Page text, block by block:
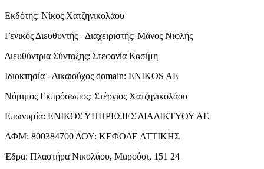
Εκδότης: Νίκος Χατζηνικολάου
Γενικός Διευθυντής - Διαχειριστής: Μάνος Νιφλής
Διευθύντρια Σύνταξης: Στεφανία Κασίμη
Ιδιοκτησία - Δικαιούχος domain: ENIKOS AE
Νόμιμος Εκπρόσωπος: Στέργιος Χατζηνικολάου
Επωνυμία: ΕΝΙΚΟΣ ΥΠΗΡΕΣΙΕΣ ΔΙΑΔΙΚΤΥΟΥ ΑΕ
ΑΦΜ: 800384700 ΔΟΥ: ΚΕΦΟΔΕ ΑΤΤΙΚΗΣ
Έδρα: Πλαστήρα Νικολάου, Μαρούσι, 151 24